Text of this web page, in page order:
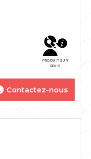
PRODUIT SUR
DEVIS
Contactez-nous